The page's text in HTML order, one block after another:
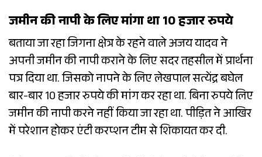
जमीन की नापी के लिए मांगा था 10 हजार रुपये
बताया जा रहा जिगना क्षेत्र के रहने वाले अजय यादव ने
अपनी जमीन की नापी कराने के लिए सदर तहसील में प्रार्थना
पत्र दिया था. जिसको नापने के लिए लेखपाल सत्येंद्र बघेल
बार-बार 10 हजार रुपये की मांग कर रहा था. बिना रुपये लिए
जमीन की नापी करने नहीं किया जा रहा था. पीड़ित ने आखिर
में परेशान होकर एंटी करप्शन टीम से शिकायत कर दी.